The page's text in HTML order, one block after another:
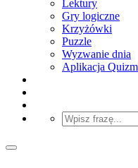
Lektury
Gry logiczne
Krzyżówki
Puzzle
Wyzwanie dnia
Aplikacja